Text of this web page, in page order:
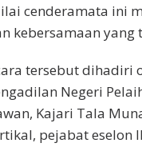
cenderamata ini
kebersamaan yang
tersebut dihadiri
Negeri
Kajari Tala
pejabat eselon